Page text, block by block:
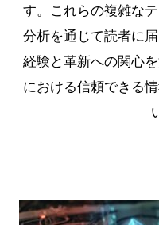
す。これらの複雑な
分析を通じて読者に
経験と革新への関心
における信頼できる